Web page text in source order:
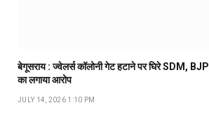
बेगूसराय : ज्वेलर्स कॉलोनी गेट हटाने पर घिरे SDM,
का लगाया आरोप
JULY 14, 2026 1:10 PM